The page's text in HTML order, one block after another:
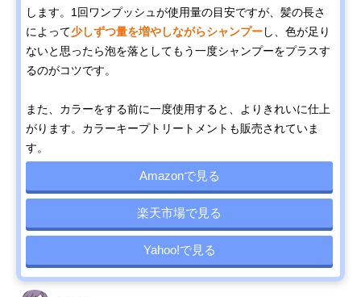
します。1回ワンプッシュが使用量の目安ですが、髪の長さ
によって少しずつ量を増やしながらシャンプーし、色が足り
ないと思ったら泡を落としてもう一度シャンプーをプラスす
るのがコツです。
また、カラーをする前に一度使用すると、よりきれいに仕上
がります。カラーキープトリートメントも販売されていま
す。
Amazonで見る
楽天市場で見る
Yahoo!で見る